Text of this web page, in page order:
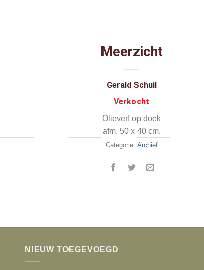
Meerzicht
Gerald Schuil
Verkocht
Olieverf op doek
afm. 50 x 40 cm.
Categorie: Archief
NIEUW TOEGEVOEGD